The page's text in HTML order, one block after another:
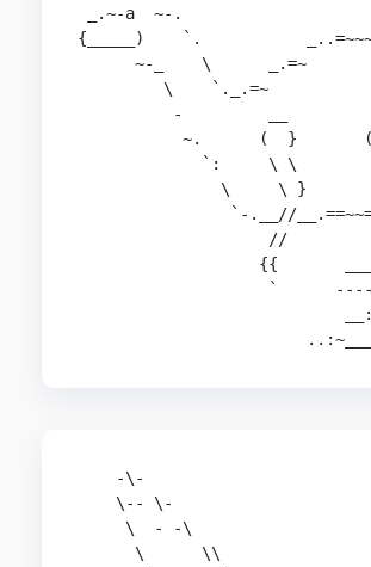
_.~-a  ~-.
{_____)    `.
~-_    \      _.=~
\    `._.=~
-         __
~.      (  }
`:     \ \
\     \ }
`-.__//
//
{{
`
\